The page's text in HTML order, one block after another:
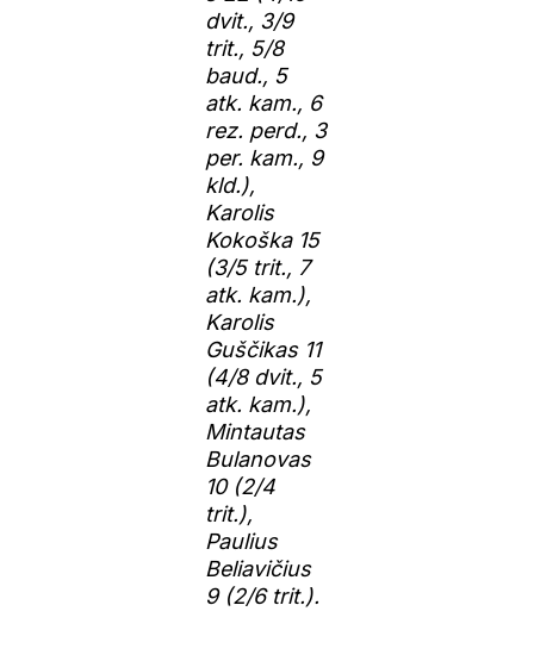
dvit., 3/9
trit., 5/8
baud., 5
atk. kam., 6
rez. perd., 3
per. kam., 9
kld.),
Karolis
Kokoška 15
(3/5 trit., 7
atk. kam.),
Karolis
Guščikas 11
(4/8 dvit., 5
atk. kam.),
Mintautas
Bulanovas
10 (2/4
trit.),
Paulius
Beliavičius
9 (2/6 trit.).